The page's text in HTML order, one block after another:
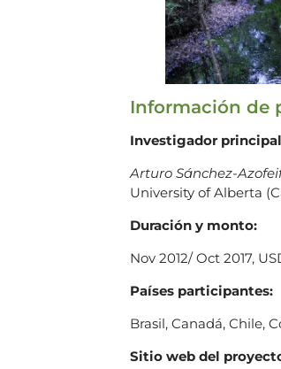
Información de
Investigador
Arturo Sánchez-
University of Alberta
Duración y monto:
Nov 2012/ Oct 2017,
Países participantes:
Brasil, Canadá, Chile,
Sitio web del